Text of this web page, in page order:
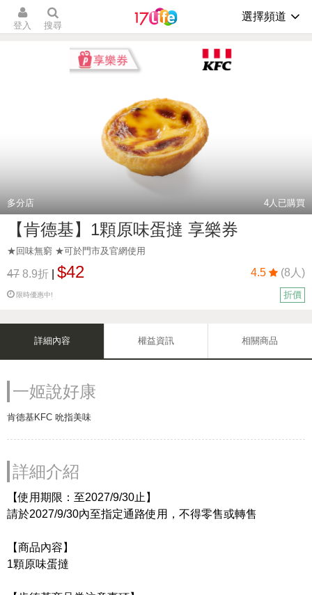
登入 搜尋
選擇頻道
多分店 4人已購買
【肯德基】1顆原味蛋撻 享樂券
★回味無窮 ★可於門市及官網使用
47 8.9折 $42 4.5 (8人)
限時優惠中! 折價
詳細內容 權益資訊 相關商品
一姬說好康
肯德基KFC 吮指美味
詳細介紹
【使用期限：至2027/9/30止】
請於2027/9/30內至指定通路使用，不得零售或轉售
【商品內容】
1顆原味蛋撻